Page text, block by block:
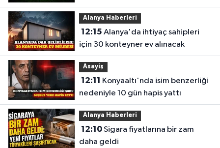
Alanya Haberleri
12:15
için 30 konteyner ev alınacak
Asayiş
12:11
nedeniyle 10 gün hapis yattı
Alanya Haberleri
12:10Sigara fiyatlarına bir zam
daha geldi